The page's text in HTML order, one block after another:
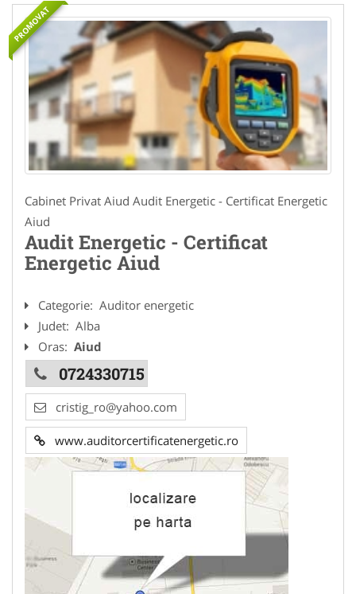
PROMOVAT
Cabinet Privat Aiud Audit Energetic - Certificat Energetic
Aiud
Audit Energetic - Certificat
Energetic Aiud
Categorie: Auditor energetic
Judet: Alba
Oras: Aiud
0724330715
cristig_ro@yahoo.com
www.auditorcertificatenergetic.ro